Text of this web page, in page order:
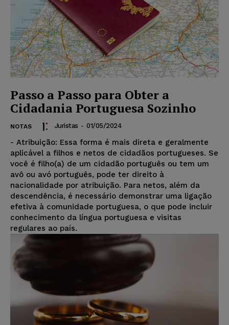
Passo a Passo para Obter a
Cidadania Portuguesa Sozinho
NOTAS Juristas - 01/05/2024
- Atribuição: Essa forma é mais direta e geralmente
aplicável a filhos e netos de cidadãos portugueses. Se
você é filho(a) de um cidadão português ou tem um
avô ou avó português, pode ter direito à
nacionalidade por atribuição. Para netos, além da
descendência, é necessário demonstrar uma ligação
efetiva à comunidade portuguesa, o que pode incluir
conhecimento da língua portuguesa e visitas
regulares ao país.